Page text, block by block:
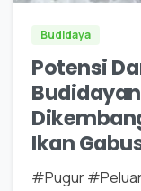
Budidaya
Potensi
Ikan
#Pugur